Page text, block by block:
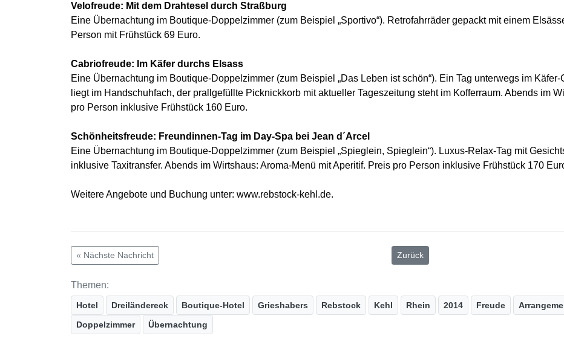
Velofreude: Mit dem Drahtesel durch Straßburg
Eine Übernachtung im Boutique-Doppelzimmer (zum Beispiel „Sportivo“). Retrofahrräder gepackt mit einem
Person mit Frühstück 69 Euro.
Cabriofreude: Im Käfer durchs Elsass
Eine Übernachtung im Boutique-Doppelzimmer (zum Beispiel „Das Leben ist schön“). Ein Tag unterwegs im
liegt im Handschuhfach, der prallgefüllte Picknickkorb mit aktueller Tageszeitung steht im Kofferraum. Abends im
pro Person inklusive Frühstück 160 Euro.
Schönheitsfreude: Freundinnen-Tag im Day-Spa bei Jean d´Arcel
Eine Übernachtung im Boutique-Doppelzimmer (zum Beispiel „Spieglein, Spieglein“). Luxus-Relax-Tag mit
inklusive Taxitransfer. Abends im Wirtshaus: Aroma-Menü mit Aperitif. Preis pro Person inklusive Frühstück 170
Weitere Angebote und Buchung unter: www.rebstock-kehl.de.
« Nächste Nachricht Zurück
Themen:
Hotel Dreiländereck Boutique-Hotel Grieshabers Rebstock Kehl Rhein 2014 Freude
Doppelzimmer
Übernachtung